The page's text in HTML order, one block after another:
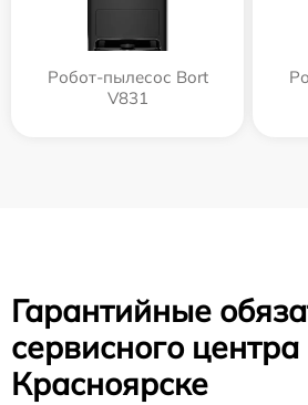
Робот-пылесос Bort
V831
Гарантийные
сервисного центра
Красноярске